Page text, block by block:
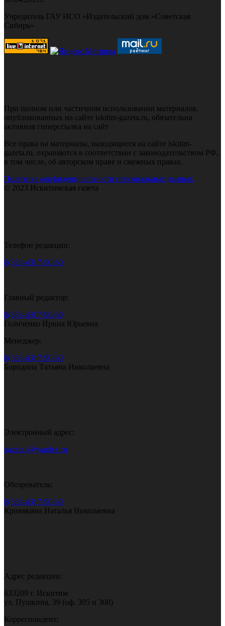
Учредитель ГАУ НСО «Издательский дом «Советская
Сибирь»
При полном или частичном использовании материалов,
опубликованных на сайте iskitim-gazeta.ru, обязательна
активная гиперссылка на сайт
Все права на материалы, находящиеся на сайте iskitim-
gazeta.ru, охраняются в соответствии с законодательством РФ,
в том числе, об авторском праве и смежных правах.
Политика конфиденциальности персональных данных
© 2023 Искитимская газета
Телефон редакции:
8(383-43) 7-90-60
Главный редактор:
8(383-43) 7-90-60
Голиченко Ирина Юрьевна
Менеджер:
8(383-43) 7-90-60
Бородина Татьяна Николаевна
Электронный адрес:
gazeta.i@yandex.ru
Обозреватель:
8(383-43) 7-90-60
Кривякина Наталья Николаевна
Адрес редакции:
633209 г. Искитим
ул. Пушкина, 39 (оф. 305 и 308)
Корреспондент: